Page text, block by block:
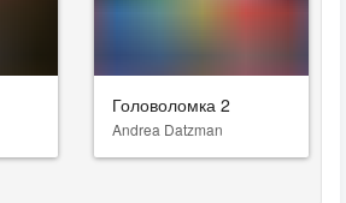
Головоломка 2
Andrea Datzman